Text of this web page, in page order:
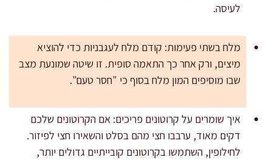
לעיסה.
מלח בשתי פעימות: קודם מלח לעגבניות כדי להוציא
מיצים, ורק אחר כך התאמה סופית. זו שיטה שמונעת מצב
שבו מוסיפים המון מלח בסוף כי "חסר טעם".
איך שומרים על קרוטונים פריכים: אם הקרוטונים שלכם
דקים מאוד, ערבבו חצי מהם בסלט והשאירו חצי לפיזור.
לחילופין, השתמשו בקרוטונים קובייתיים גדולים יותר,